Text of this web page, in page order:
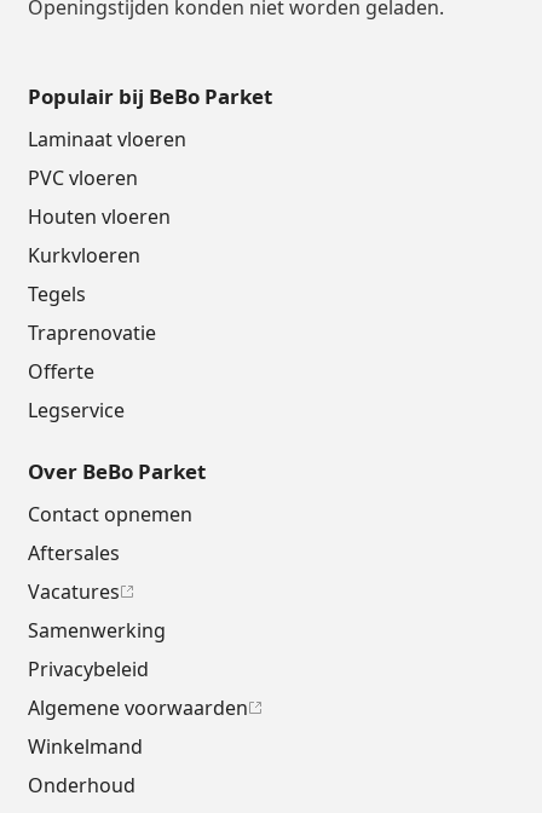
Openingstijden konden niet worden geladen.
Populair bij BeBo Parket
Laminaat vloeren
PVC vloeren
Houten vloeren
Kurkvloeren
Tegels
Traprenovatie
Offerte
Legservice
Over BeBo Parket
Contact opnemen
Aftersales
Vacatures
Samenwerking
Privacybeleid
Algemene voorwaarden
Winkelmand
Onderhoud